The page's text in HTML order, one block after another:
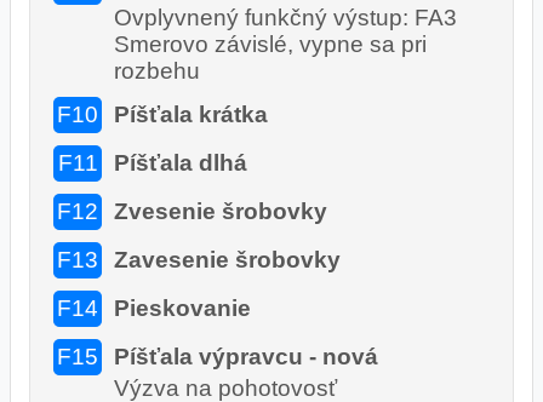
Ovplyvnený funkčný výstup: FA3
Smerovo závislé, vypne sa pri
rozbehu
F10
Píšťala krátka
F11
Píšťala dlhá
F12
Zvesenie šrobovky
F13
Zavesenie šrobovky
F14
Pieskovanie
F15
Píšťala výpravcu - nová
Výzva na pohotovosť